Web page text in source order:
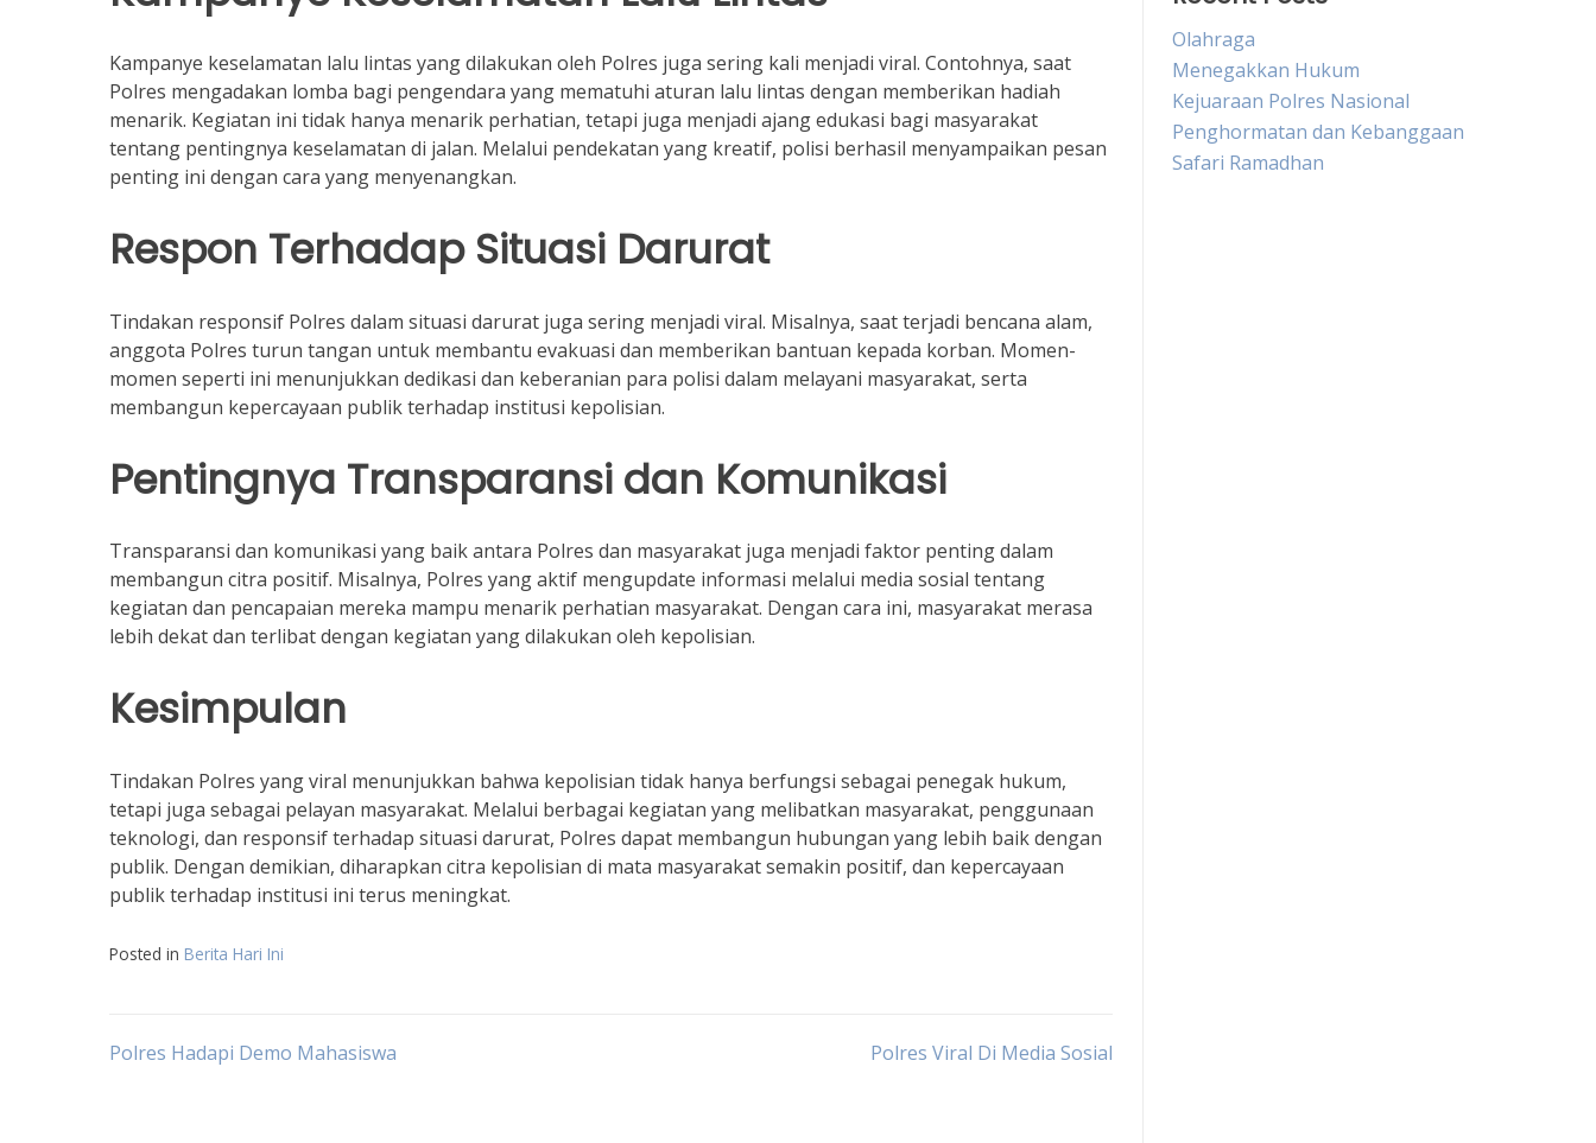
Kampanye keselamatan lalu lintas yang dilakukan oleh Polres juga sering kali menjadi viral. Contohnya, saat
Polres mengadakan lomba bagi pengendara yang mematuhi aturan lalu lintas dengan memberikan hadiah
menarik. Kegiatan ini tidak hanya menarik perhatian, tetapi juga menjadi ajang edukasi bagi masyarakat
tentang pentingnya keselamatan di jalan. Melalui pendekatan yang kreatif, polisi berhasil menyampaikan pesan
penting ini dengan cara yang menyenangkan.
Respon Terhadap Situasi Darurat
Tindakan responsif Polres dalam situasi darurat juga sering menjadi viral. Misalnya, saat terjadi bencana alam,
anggota Polres turun tangan untuk membantu evakuasi dan memberikan bantuan kepada korban. Momen-
momen seperti ini menunjukkan dedikasi dan keberanian para polisi dalam melayani masyarakat, serta
membangun kepercayaan publik terhadap institusi kepolisian.
Pentingnya Transparansi dan Komunikasi
Transparansi dan komunikasi yang baik antara Polres dan masyarakat juga menjadi faktor penting dalam
membangun citra positif. Misalnya, Polres yang aktif mengupdate informasi melalui media sosial tentang
kegiatan dan pencapaian mereka mampu menarik perhatian masyarakat. Dengan cara ini, masyarakat merasa
lebih dekat dan terlibat dengan kegiatan yang dilakukan oleh kepolisian.
Kesimpulan
Tindakan Polres yang viral menunjukkan bahwa kepolisian tidak hanya berfungsi sebagai penegak hukum,
tetapi juga sebagai pelayan masyarakat. Melalui berbagai kegiatan yang melibatkan masyarakat, penggunaan
teknologi, dan responsif terhadap situasi darurat, Polres dapat membangun hubungan yang lebih baik dengan
publik. Dengan demikian, diharapkan citra kepolisian di mata masyarakat semakin positif, dan kepercayaan
publik terhadap institusi ini terus meningkat.
Posted in Berita Hari Ini
Post
Polres Hadapi Demo Mahasiswa Polres Viral Di Media Sosial
Olahraga
Menegakkan Hukum
Kejuaraan Polres Nasional
Penghormatan dan Kebanggaan
Safari Ramadhan